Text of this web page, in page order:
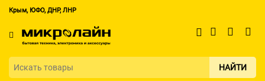
Крым, ЮФО, ДНР, ЛНР
НАЙТИ